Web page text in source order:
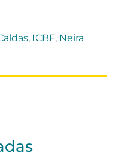
, ICBF, Neira